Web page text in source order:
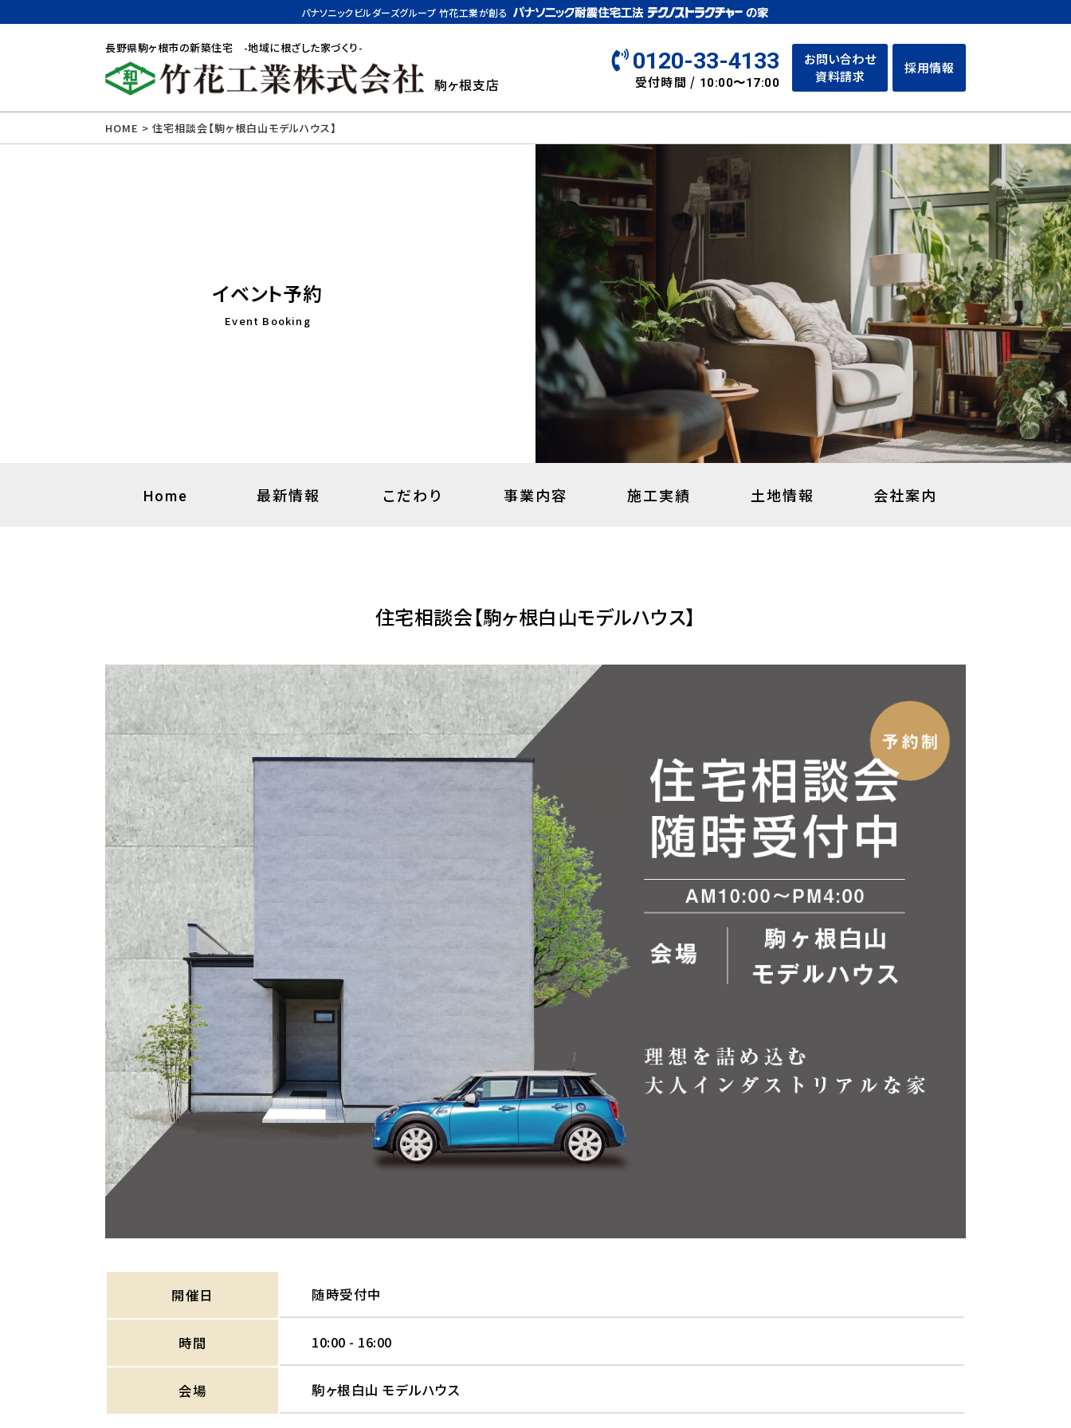
パナソニックビルダーズグループ 竹花工業が創る
長野県駒ヶ根市の新築住宅 -地域に根ざした家づくり-
駒ヶ根支店
0120-33-4133
受付時間 / 10:00〜17:00
お問い合わせ
資料請求
採用情報
HOME > 住宅相談会【駒ヶ根白山モデルハウス】
イベント予約
Event Booking
Home 最新情報 こだわり 事業内容 施工実績 土地情報 会社案内
住宅相談会【駒ヶ根白山モデルハウス】
開催日 随時受付中
時間 10:00 - 16:00
会場 駒ヶ根白山 モデルハウス